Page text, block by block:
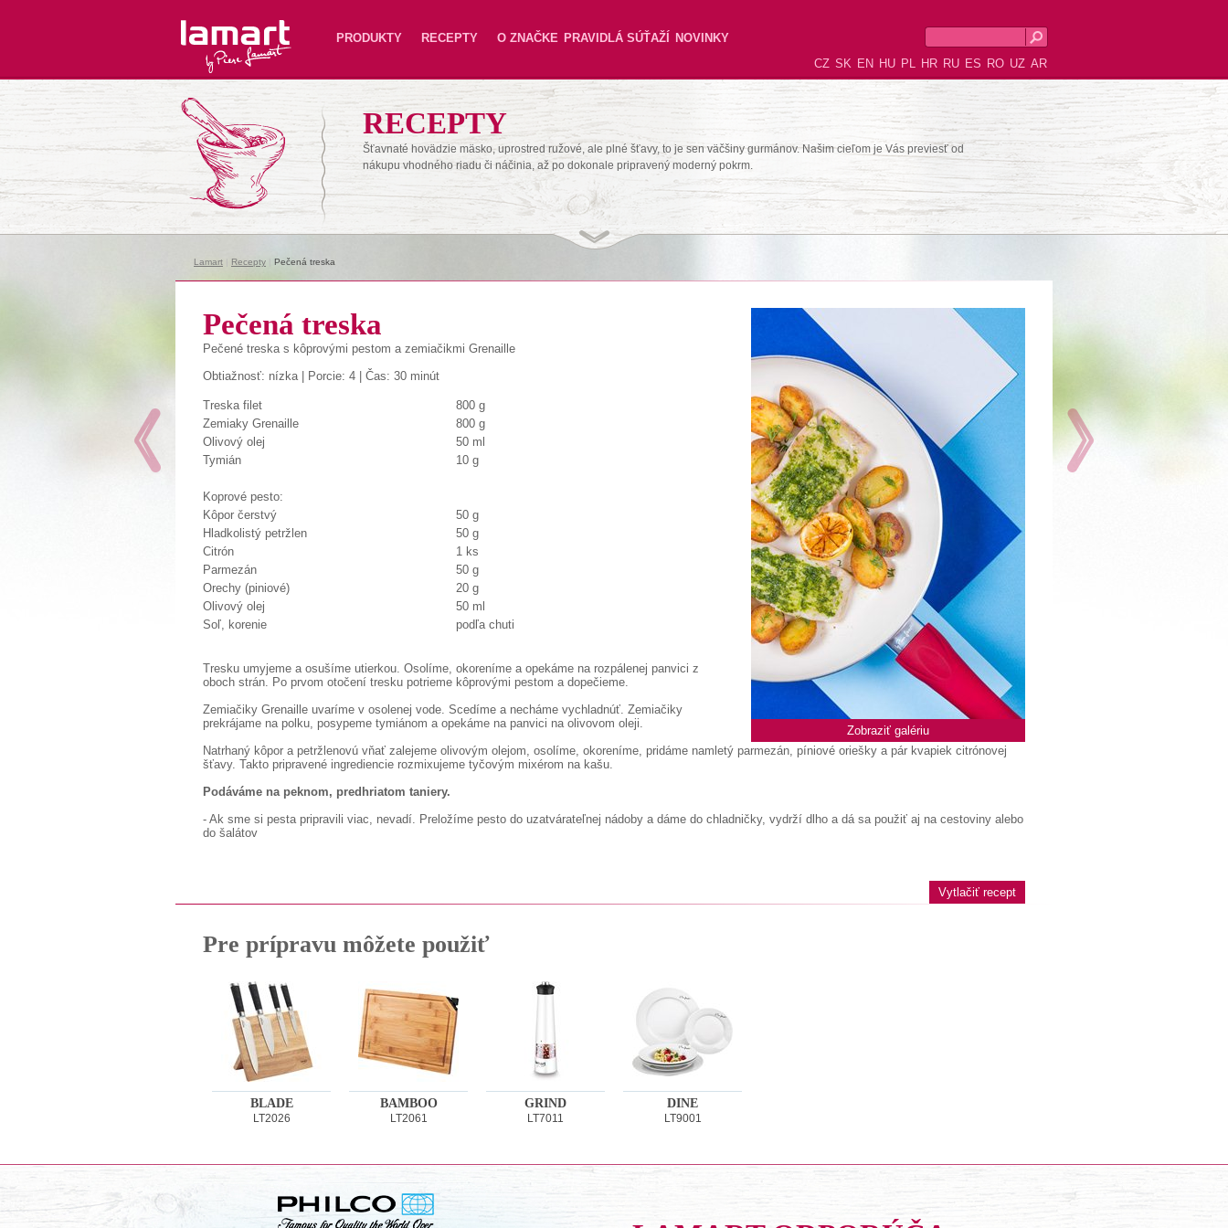
Lamart PRODUKTY RECEPTY O ZNAČKE PRAVIDLÁ SÚŤAŽÍ
NOVINKY
CZ SK EN HU PL HR RU ES RO UZ AR
RECEPTY
Šťavnaté hovädzie mäsko, uprostred ružové, ale plné šťavy, to je sen väčšiny gurmánov. Našim cieľom je Vás previesť od
nákupu vhodného riadu či náčinia, až po dokonale pripravený moderný pokrm.
Lamart Recepty Pečená treska
Zobraziť galériu
Pečená treska
Pečené treska s kôprovými pestom a zemiačikmi Grenaille
Obtiažnosť: nízka | Porcie: 4 | Čas: 30 minút
Treska filet
800 g
Zemiaky Grenaille
800 g
Olivový olej
50 ml
Tymián
10 g
Koprové pesto:
Kôpor čerstvý
50 g
Hladkolistý petržlen
50 g
Citrón
1 ks
Parmezán
50 g
Orechy (piniové)
20 g
Olivový olej
50 ml
Soľ, korenie
podľa chuti
Tresku umyjeme a osušíme utierkou. Osolíme, okoreníme a opekáme na rozpálenej panvici z
oboch strán. Po prvom otočení tresku potrieme kôprovými pestom a dopečieme.
Zemiačiky Grenaille uvaríme v osolenej vode. Scedíme a necháme vychladnúť. Zemiačiky
prekrájame na polku, posypeme tymiánom a opekáme na panvici na olivovom oleji.
Natrhaný kôpor a petržlenovú vňať zalejeme olivovým olejom, osolíme, okoreníme, pridáme namletý parmezán, píniové oriešky a pár kvapiek citrónovej
šťavy. Takto pripravené ingrediencie rozmixujeme tyčovým mixérom na kašu.
Podáváme na peknom, predhriatom taniery.
- Ak sme si pesta pripravili viac, nevadí. Preložíme pesto do uzatvárateľnej nádoby a dáme do chladničky, vydrží dlho a dá sa použiť aj na cestoviny alebo
do šalátov
Vytlačiť recept
Pre prípravu môžete použiť
BLADE
LT2026
BAMBOO
LT2061
GRIND
LT7011
DINE
LT9001